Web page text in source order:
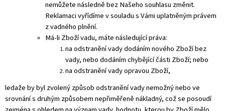
nemůžete následně bez Našeho souhlasu změnit.
Reklamaci vyřídíme v souladu s Vámi uplatněným právem
z vadného plnění.
Má-li Zboží vadu, máte následující práva:
na odstranění vady dodáním nového Zboží bez
vady, nebo dodáním chybějící části Zboží; nebo
na odstranění vady opravou Zboží,
ledaže by byl zvolený způsob odstranění vady nemožný nebo ve
srovnání s druhým způsobem nepřiměřeně nákladný, což se posoudí